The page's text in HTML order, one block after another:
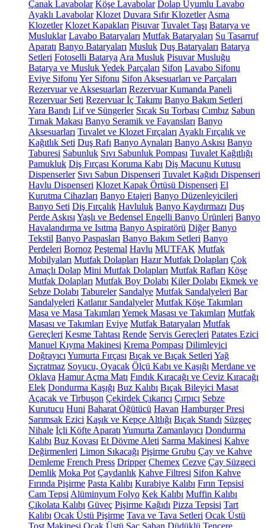
Çanak Lavabolar Köşe Lavabolar Dolap Uyumlu Lavabo
Ayaklı Lavabolar Klozet Duvara Sıfır Klozetler Asma
Klozetler Klozet Kapakları Pisuvar Tuvalet Taşı Batarya ve
Musluklar Lavabo Bataryaları Mutfak Bataryaları Su Tasarruf
Aparatı Banyo Bataryaları Musluk Duş Bataryaları Batarya
Setleri Fotoselli Batarya Ara Musluk Pisuvar Musluğu
Batarya ve Musluk Yedek Parçaları Sifon Lavabo Sifonu
Eviye Sifonu Yer Sifonu Sifon Aksesuarları ve Parçaları
Rezervuar ve Aksesuarları Rezervuar Kumanda Paneli
Rezervuar Seti Rezervuar İç Takımı Banyo Bakım Setleri
Yara Bandı Lif ve Süngerler Sıcak Su Torbası Cımbız Sabun
Tırnak Makası Banyo Seramik ve Fayansları Banyo
Aksesuarları Tuvalet ve Klozet Fırçaları Ayaklı Fırçalık ve
Kağıtlık Seti Duş Rafı Banyo Aynaları Banyo Askısı Banyo
Taburesi Sabunluk Sıvı Sabunluk Pompası Tuvalet Kağıtlığı
Pamukluk Diş Fırçası Koruma Kabı Diş Macunu Kutusu
Dispenserler Sıvı Sabun Dispenseri Tuvalet Kağıdı Dispenseri
Havlu Dispenseri Klozet Kapak Örtüsü Dispenseri El
Kurutma Cihazları Banyo Etajeri Banyo Düzenleyicileri
Banyo Seti Diş Fırçalık Havluluk Banyo Kaydırmazı Duş
Perde Askısı Yaşlı ve Bedensel Engelli Banyo Ürünleri Banyo
Havalandırma ve Isıtma Banyo Aspiratörü Diğer Banyo
Tekstil Banyo Paspasları Banyo Bakım Setleri Banyo
Perdeleri Bornoz Peştemal Havlu MUTFAK Mutfak
Mobilyaları Mutfak Dolapları Hazır Mutfak Dolapları Çok
Amaçlı Dolap Mini Mutfak Dolapları Mutfak Rafları Köşe
Mutfak Dolapları Mutfak Boy Dolabı Kiler Dolabı Ekmek ve
Sebze Dolabı Tabureler Sandalye Mutfak Sandalyeleri Bar
Sandalyeleri Katlanır Sandalyeler Mutfak Köşe Takımları
Masa ve Masa Takımları Yemek Masası ve Takımları Mutfak
Masası ve Takımları Eviye Mutfak Bataryaları Mutfak
Gereçleri Kesme Tahtası Rende Servis Gereçleri Patates Ezici
Manuel Kıyma Makinesi Krema Pompası Dilimleyici
Doğrayıcı Yumurta Fırçası Bıçak ve Bıçak Setleri Yağ
Sıçratmaz Soyucu, Oyacak Ölçü Kabı ve Kaşığı Merdane ve
Oklava Hamur Açma Matı Fındık Kıracağı ve Ceviz Kıracağı
Elek Dondurma Kaşığı Buz Kalıbı Bıçak Bileyici Masat
Açacak ve Tirbuşon Çekirdek Çıkarıcı Çırpıcı Sebze
Kurutucu Huni Baharat Öğütücü Havan Hamburger Presi
Sarımsak Ezici Kaşık ve Kepçe Altlığı Bıçak Standı Süzgeç
Nihale İçli Köfte Aparatı Yumurta Zamanlayıcı Dondurma
Kalıbı Buz Kovası Et Dövme Aleti Sarma Makinesi Kahve
Değirmenleri Limon Sıkacağı Pişirme Grubu Çay ve Kahve
Demleme French Press Dripper Chemex Cezve Çay Süzgeci
Demlik Moka Pot Çaydanlık Kahve Filtresi Sifon Kahve
Fırında Pişirme Pasta Kalıbı Kurabiye Kalıbı Fırın Tepsisi
Cam Tepsi Alüminyum Folyo Kek Kalıbı Muffin Kalıbı
Çikolata Kalıbı Güveç Pişirme Kağıdı Pizza Tepsisi Tart
Kalıbı Ocak Üstü Pişirme Tava ve Tava Setleri Ocak Üstü
Tost Makinesi Ocak Üstü Sac Sahan Düdüklü Tencere